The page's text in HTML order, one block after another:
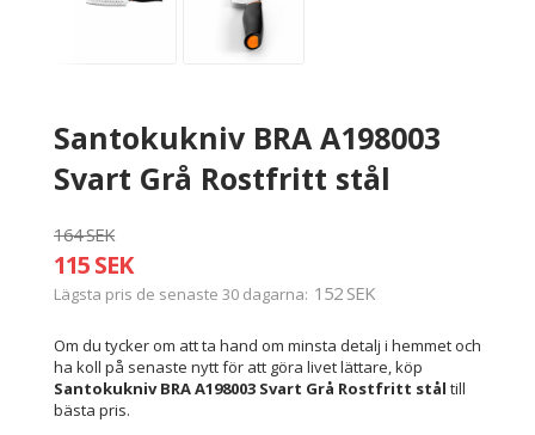
Santokukniv BRA A198003
Svart Grå Rostfritt stål
164 SEK
115 SEK
Lägsta pris de senaste 30 dagarna 152 SEK
Om du tycker om att ta hand om minsta detalj i hemmet och
ha koll på senaste nytt för att göra livet lättare, köp
Santokukniv BRA A198003 Svart Grå Rostfritt stål till
bästa pris.